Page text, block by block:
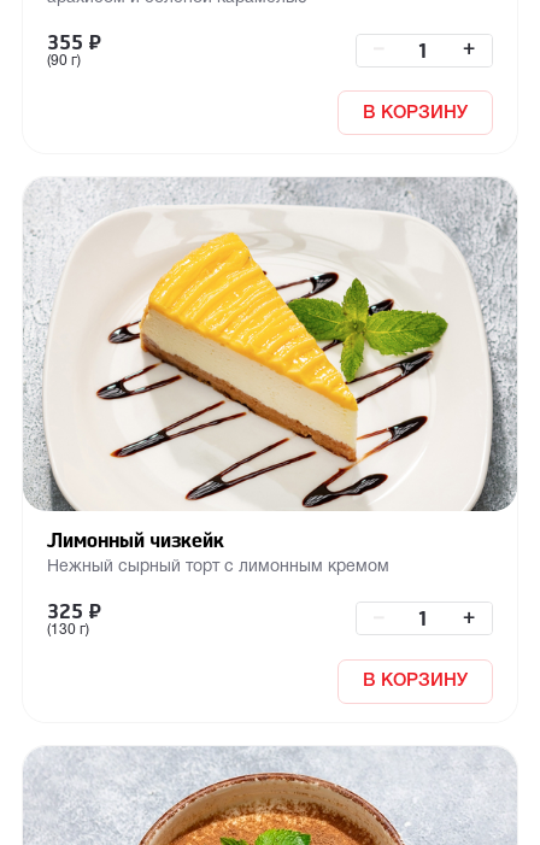
355 ₽
(90 г)
+
В КОРЗИНУ
Лимонный чизкейк
Нежный сырный торт с лимонным кремом
325 ₽
(130 г)
+
В КОРЗИНУ